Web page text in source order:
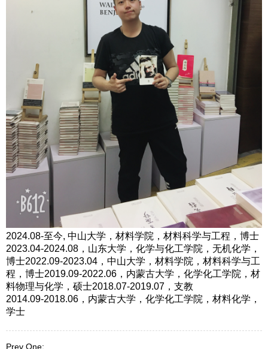
2024.08-至今, 中山大学，材料学院，材料科学与工程，博士
2023.04-2024.08，山东大学，化学与化工学院，无机化学，
博士2022.09-2023.04，中山大学，材料学院，材料科学与工
程，博士2019.09-2022.06，内蒙古大学，化学化工学院，材
料物理与化学，硕士2018.07-2019.07，支教
2014.09-2018.06，内蒙古大学，化学化工学院，材料化学，
学士
Prev One: